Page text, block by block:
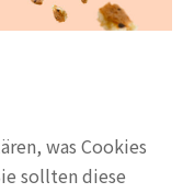
was Cookies
sollten diese